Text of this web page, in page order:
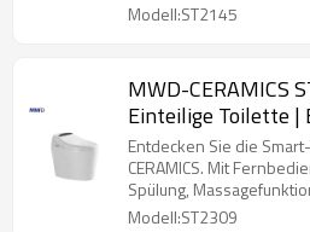
Modell:ST2145
MWD-CERAMICS
Einteilige Toilette |
Fernbedienung,
Entdecken Sie die
CERAMICS. Mit
Spülung,
Stromausfallspülung.
Modell:ST2309